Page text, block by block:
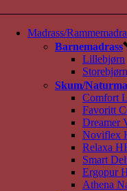
Madrass/
Barnemadrass
Lillebjørn
Storebjørn
Skum/
Comfort
Favoritt
Dreamer
Noviflex
Relaxa
Smart
Ergopur
Athena